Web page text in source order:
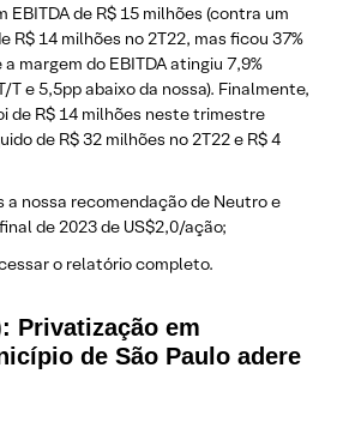
EBITDA de R$ 15 milhões (contra um
R$ 14 milhões no 2T22, mas ficou 37%
a margem do EBITDA atingiu 7,9%
T e 5,5pp abaixo da nossa). Finalmente,
de R$ 14 milhões neste trimestre
de R$ 32 milhões no 2T22 e R$ 4
a nossa recomendação de Neutro e
de 2023 de US$2,0/ação;
o relatório completo.
Privatização em
de São Paulo adere